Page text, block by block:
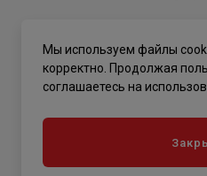
.
Мы используем файлы
корректно. Продолжая
соглашаетесь на